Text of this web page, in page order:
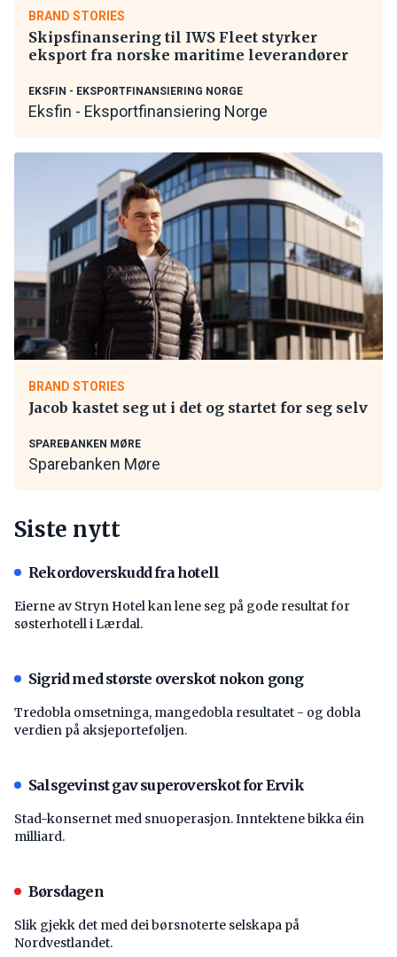
BRAND STORIES
Skipsfinansering til IWS Fleet styrker
eksport fra norske maritime leverandører
EKSFIN - EKSPORTFINANSIERING NORGE
Eksfin - Eksportfinansiering Norge
BRAND STORIES
Jacob kastet seg ut i det og startet for seg selv
SPAREBANKEN MØRE
Sparebanken Møre
Siste nytt
Rekordoverskudd fra hotell
Eierne av Stryn Hotel kan lene seg på gode resultat for
søsterhotell i Lærdal.
Sigrid med største overskot nokon gong
Tredobla omsetninga, mangedobla resultatet - og dobla
verdien på aksjeporteføljen.
Salsgevinst gav superoverskot for Ervik
Stad-konsernet med snuoperasjon. Inntektene bikka éin
milliard.
Børsdagen
Slik gjekk det med dei børsnoterte selskapa på
Nordvestlandet.